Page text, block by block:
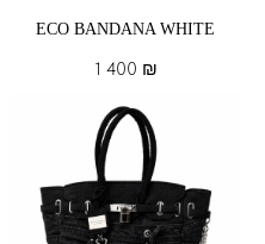
ECO BANDANA WHITE
1 400 ₪